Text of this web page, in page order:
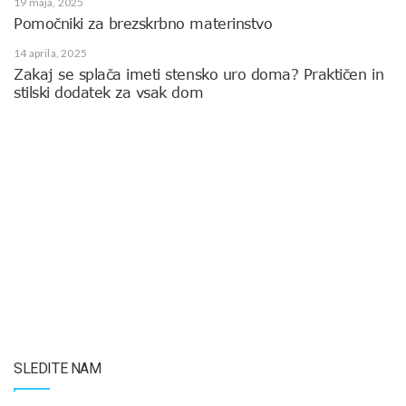
Pomočniki za brezskrbno materinstvo
14 aprila, 2025
Zakaj se splača imeti stensko uro doma? Praktičen in
stilski dodatek za vsak dom
SLEDITE NAM